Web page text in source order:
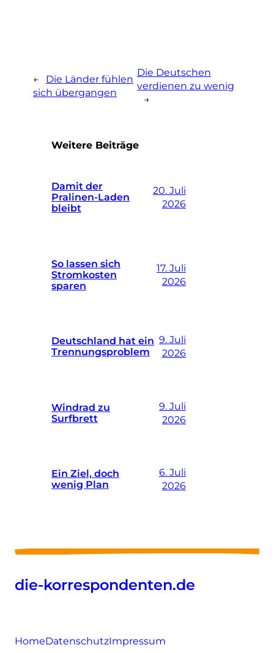
←
Die Länder fühlen
sich übergangen
Die Deutschen
verdienen zu wenig
→
Weitere Beiträge
Damit der
Pralinen-Laden
bleibt
20. Juli
2026
So lassen sich
Stromkosten
sparen
17. Juli
2026
Deutschland hat ein
Trennungsproblem
9. Juli
2026
Windrad zu
Surfbrett
9. Juli
2026
Ein Ziel, doch
wenig Plan
6. Juli
2026
die-korrespondenten.de
HomeDatenschutzImpressum